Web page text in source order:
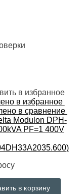
в избранное
в сравнение
Modulon DPH-
PF=1 400V
в корзину